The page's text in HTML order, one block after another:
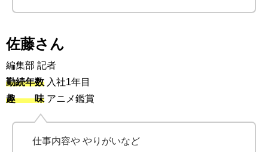
佐藤さん
編集部 記者
勤続年数 入社1年目
趣 味 アニメ鑑賞
仕事内容や やりがいなど